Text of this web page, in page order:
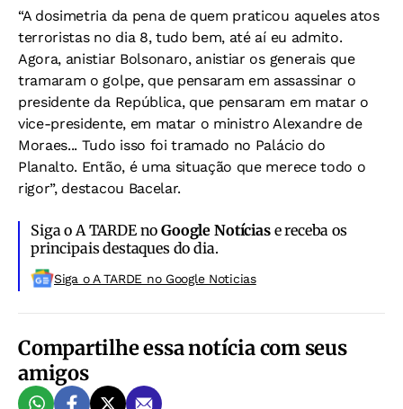
“A dosimetria da pena de quem praticou aqueles atos
terroristas no dia 8, tudo bem, até aí eu admito.
Agora, anistiar Bolsonaro, anistiar os generais que
tramaram o golpe, que pensaram em assassinar o
presidente da República, que pensaram em matar o
vice-presidente, em matar o ministro Alexandre de
Moraes... Tudo isso foi tramado no Palácio do
Planalto. Então, é uma situação que merece todo o
rigor”, destacou Bacelar.
Siga o A TARDE noGoogle Notíciase receba os
principais destaques do dia.
Siga o A TARDE no Google Noticias
Compartilhe essa notícia com seus
amigos